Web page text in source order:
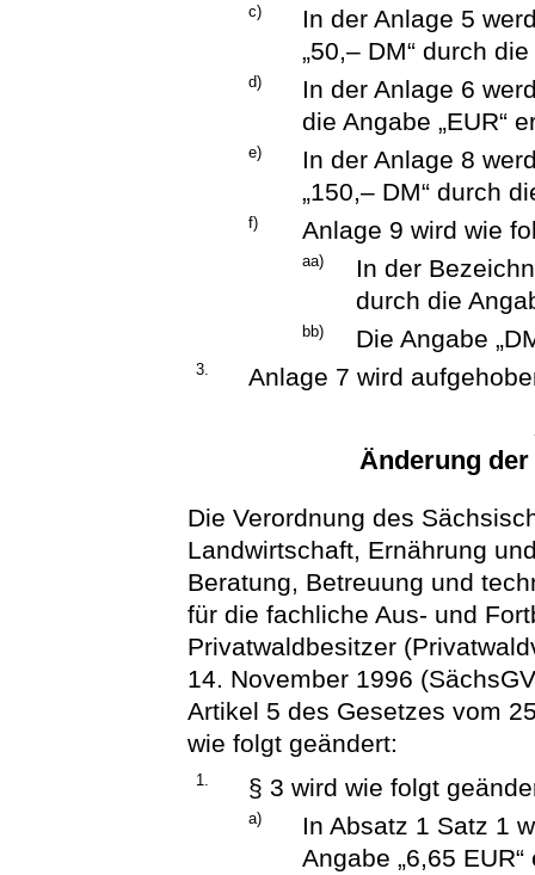
c)
In der Anlage 5
„50,– DM“ durch
d)
In der Anlage 6
die Angabe „EUR“
e)
In der Anlage 8
„150,– DM“ durch
f) Anlage 9 wird wie
aa)
In der
durch die
bb) Die Angabe
3. Anlage 7 wird
Änderung
Die Verordnung des
Landwirtschaft, Ernährung
Beratung, Betreuung und
für die fachliche Aus- und
Privatwaldbesitzer
14. November 1996
Artikel 5 des Gesetzes vom
wie folgt geändert:
1. § 3 wird wie folgt
a)
In Absatz 1 Satz 1
Angabe „6,65